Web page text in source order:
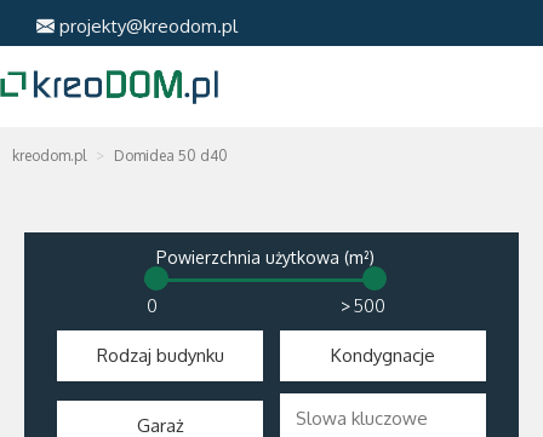
projekty@kreodom.pl
kreodom.pl Domidea 50 d40
Powierzchnia użytkowa (m²)
>
Rodzaj budynku Kondygnacje
Garaż